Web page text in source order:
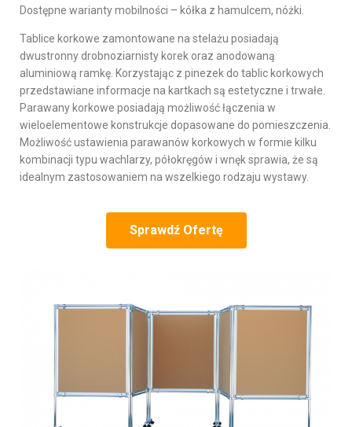
Dostępne warianty mobilności – kółka z hamulcem, nóżki.
Tablice korkowe zamontowane na stelażu posiadają
dwustronny drobnoziarnisty korek oraz anodowaną
aluminiową ramkę. Korzystając z pinezek do tablic korkowych
przedstawiane informacje na kartkach są estetyczne i trwałe.
Parawany korkowe posiadają możliwość łączenia w
wieloelementowe konstrukcje dopasowane do pomieszczenia.
Możliwość ustawienia parawanów korkowych w formie kilku
kombinacji typu wachlarzy, półokręgów i wnęk sprawia, że są
idealnym zastosowaniem na wszelkiego rodzaju wystawy.
Sprawdź Ofertę